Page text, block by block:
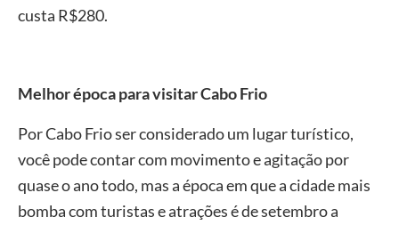
custa R$280.
Melhor época para visitar Cabo Frio
Por Cabo Frio ser considerado um lugar turístico,
você pode contar com movimento e agitação por
quase o ano todo, mas a época em que a cidade mais
bomba com turistas e atrações é de setembro a